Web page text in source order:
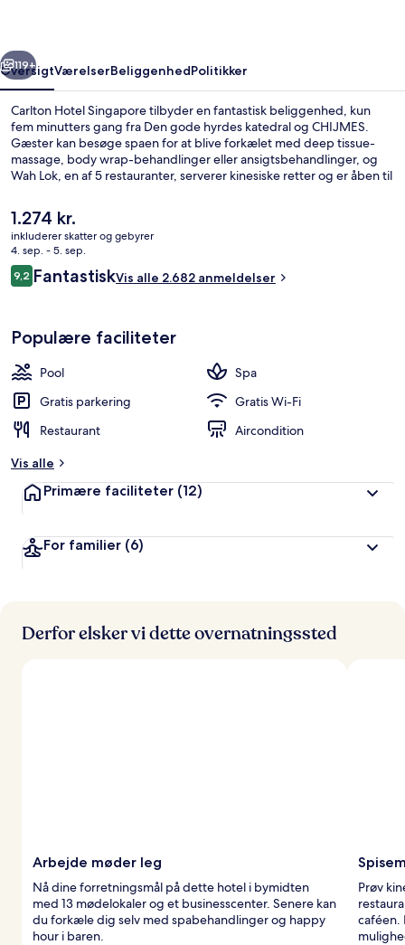
Næste
119+
OversigtVærelserBeliggenhedPolitikker
Carlton Hotel Singapore tilbyder en fantastisk beliggenhed, kun
fem minutters gang fra Den gode hyrdes katedral og CHIJMES.
Gæster kan besøge spaen for at blive forkælet med deep tissue-
massage, body wrap-behandlinger eller ansigtsbehandlinger, og
Wah Lok, en af 5 restauranter, serverer kinesiske retter og er åben til
fitnesscenter er andre højdepunkter på dette hotel med
luksusfaciliteter. Rejsende er glade for den centrale beliggenhed og
områdets seværdigheder en kort gåtur fra offentlig transport: Bras
Basah Metrostation ligger 3 minutter derfra og Esplanade
Metrostation 5 minutter væk.
Den
nuværende
pris
er
1.274 kr.
1.274 kr.
inkluderer skatter og gebyrer
4. sep. - 5. sep.
Anmeldelser
9,29,2 ud af 10.
FantastiskVis alle 2.682 anmeldelser
Populære faciliteter
Pool
Spa
Gratis parkering
Gratis Wi-Fi
Restaurant
Aircondition
Vis alle
Primære faciliteter (12)
For familier (6)
Derfor elsker vi dette overnatningssted
Arbejde møder leg
Nå dine forretningsmål på dette hotel i bymidten
med 13 mødelokaler og et businesscenter. Senere kan
du forkæle dig selv med spabehandlinger og happy
hour i baren.
Prøv
caféen.